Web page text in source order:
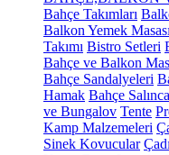
Bahçe Takımları
Balkon Yemek
Takımı Bistro Setleri
Bahçe ve Balkon
Bahçe Sandalyeleri
Hamak Bahçe
ve Bungalov Tente
Kamp Malzemeleri
Sinek Kovucular